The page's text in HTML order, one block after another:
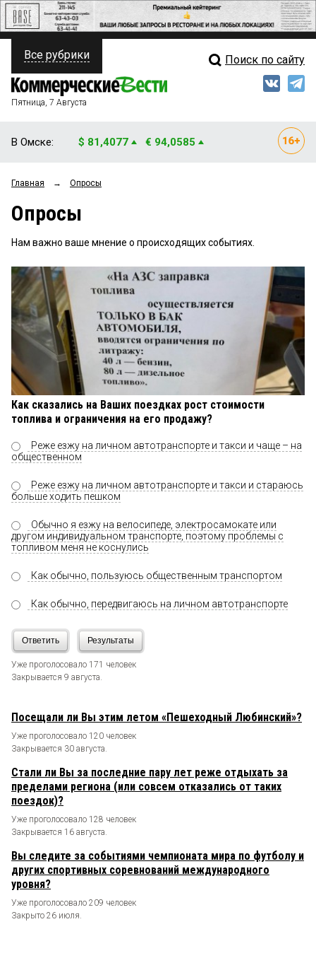
ПОЛИТИКА
ФИНАНСЫ
ОБЩЕСТВО
ЗАКОН
ПРОИСШЕСТВИЯ
СТИЛЬ ЖИЗНИ
Свежий выпуск
Блоги
Архив
Все рубрики Поиск по сайту
Пятница, 7 Августа
В Омске: $ 81,4077 € 94,0585
Главная → Опросы
Опросы
Нам важно ваше мнение о происходящих событиях.
Как сказались на Ваших поездках рост стоимости
топлива и ограничения на его продажу?
Реже езжу на личном автотранспорте и такси и чаще – на
общественном
Реже езжу на личном автотранспорте и такси и стараюсь
больше ходить пешком
Обычно я езжу на велосипеде, электросамокате или
другом индивидуальном транспорте, поэтому проблемы с
топливом меня не коснулись
Как обычно, пользуюсь общественным транспортом
Как обычно, передвигаюсь на личном автотранспорте
Ответить Результаты
Уже проголосовало 171 человек
Закрывается 9 августа.
Посещали ли Вы этим летом «Пешеходный Любинский»?
Уже проголосовало 120 человек
Закрывается 30 августа.
Стали ли Вы за последние пару лет реже отдыхать за
пределами региона (или совсем отказались от таких
поездок)?
Уже проголосовало 128 человек
Закрывается 16 августа.
Вы следите за событиями чемпионата мира по футболу и
других спортивных соревнований международного
уровня?
Уже проголосовало 209 человек
Закрыто 26 июля.